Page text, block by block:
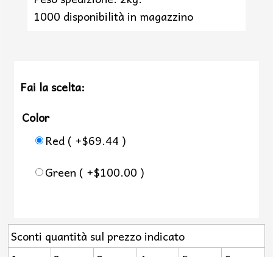
1000 disponibilità in magazzino
Fai la scelta:
Color
Red ( +$69.44 )
Green ( +$100.00 )
Sconti quantità sul prezzo indicato